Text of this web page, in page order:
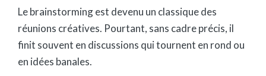
Le brainstorming est devenu un classique des
réunions créatives. Pourtant, sans cadre précis, il
finit souvent en discussions qui tournent en rond ou
en idées banales.